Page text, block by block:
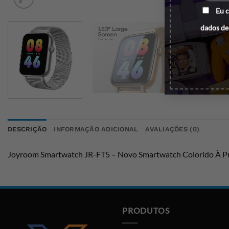
Eu
dados
DESCRIÇÃO INFORMAÇÃO ADICIONAL AVALIAÇÕES (0)
Joyroom Smartwatch JR-FT5 – Novo Smartwatch Colorido À
PRODUTOS